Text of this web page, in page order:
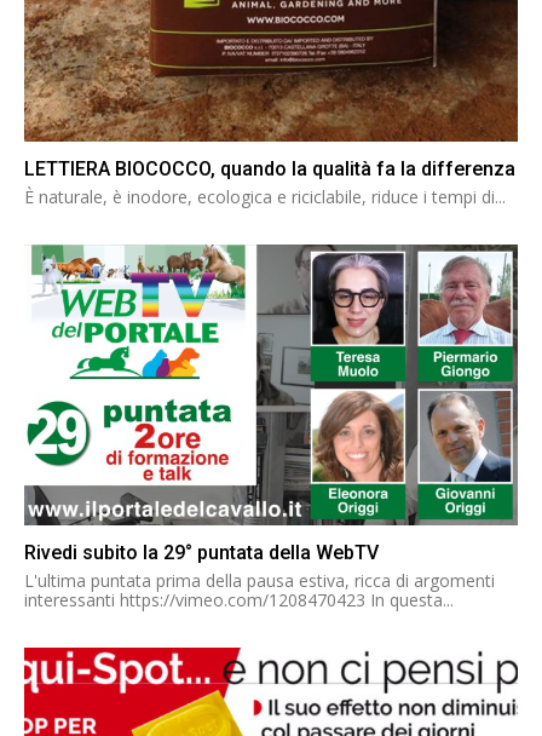
LETTIERA BIOCOCCO, quando la qualità fa la differenza
È naturale, è inodore, ecologica e riciclabile, riduce i tempi di...
Rivedi subito la 29° puntata della WebTV
L'ultima puntata prima della pausa estiva, ricca di argomenti
interessanti https://vimeo.com/1208470423 In questa...